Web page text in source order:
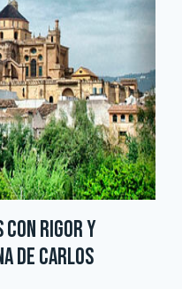
con rigor y
de Carlos